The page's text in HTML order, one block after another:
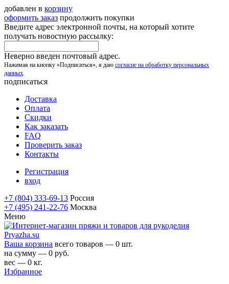
добавлен в корзину
оформить заказ продолжить покупки
Введите адрес электронной почты, на который хотите
получать новостную рассылку:
Неверно введен почтовый адрес.
Нажимая на кнопку «Подписаться», я даю согласие на обработку персональных
данных.
подписаться
Доставка
Оплата
Скидки
Как заказать
FAQ
Проверить заказ
Контакты
Регистрация
вход
+7 (804) 333-69-13 Россия
+7 (495) 241-22-76 Москва
Меню
Ваша корзина всего товаров — 0 шт.
на сумму — 0 руб.
вес — 0 кг.
Избранное